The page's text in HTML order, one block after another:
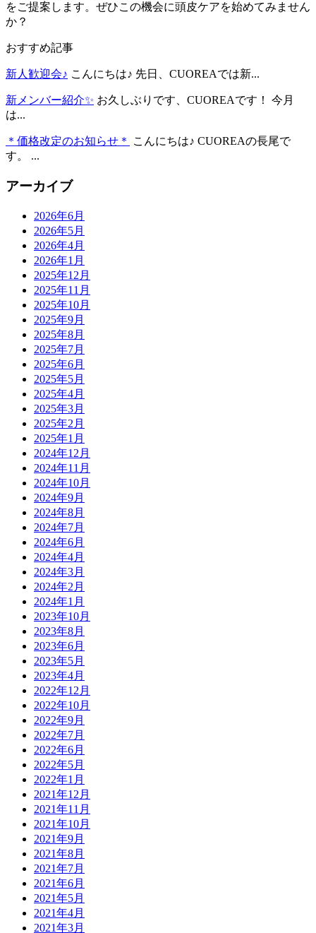
をご提案します。ぜひこの機会に頭皮ケアを始めてみません
か？
おすすめ記事
新人歓迎会♪ こんにちは♪ 先日、CUOREAでは新...
新メンバー紹介✨ お久しぶりです、CUOREAです！ 今月
は...
＊価格改定のお知らせ＊
こんにちは♪ CUOREAの長尾で
す。 ...
アーカイブ
2026年6月
2026年5月
2026年4月
2026年1月
2025年12月
2025年11月
2025年10月
2025年9月
2025年8月
2025年7月
2025年6月
2025年5月
2025年4月
2025年3月
2025年2月
2025年1月
2024年12月
2024年11月
2024年10月
2024年9月
2024年8月
2024年7月
2024年6月
2024年4月
2024年3月
2024年2月
2024年1月
2023年10月
2023年8月
2023年6月
2023年5月
2023年4月
2022年12月
2022年10月
2022年9月
2022年7月
2022年6月
2022年5月
2022年1月
2021年12月
2021年11月
2021年10月
2021年9月
2021年8月
2021年7月
2021年6月
2021年5月
2021年4月
2021年3月